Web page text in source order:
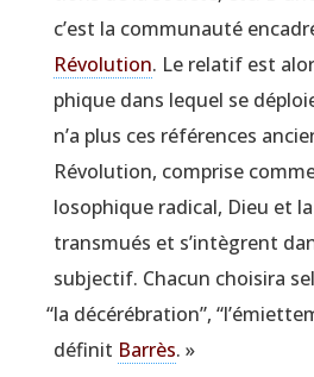
c’est la com­mu­nau­té
Révo­lu­tion. Le rela­tif est
phique dans lequel se
n’a plus ces réfé­rences
Révo­lu­tion, com­prise
lo­so­phique radi­cal, Dieu et la
trans­mués et s’intègrent
sub­jec­tif. Cha­cun choi­si­ra
“la décé­ré­bra­tion”, “
défi­nit Bar­rès. »